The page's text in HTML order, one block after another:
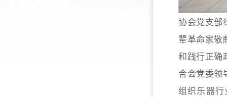
协会党支部
辈革命家敬
和践行正确
合会党委领
组织乐器